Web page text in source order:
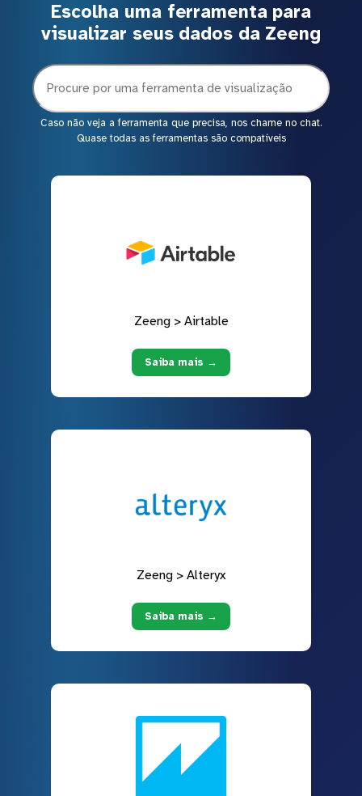
Escolha uma ferramenta para
visualizar seus dados da Zeeng
Caso não veja a ferramenta que precisa, nos chame no chat.
Quase todas as ferramentas são compatíveis
Zeeng > Airtable
Saiba mais →
Zeeng > Alteryx
Saiba mais →